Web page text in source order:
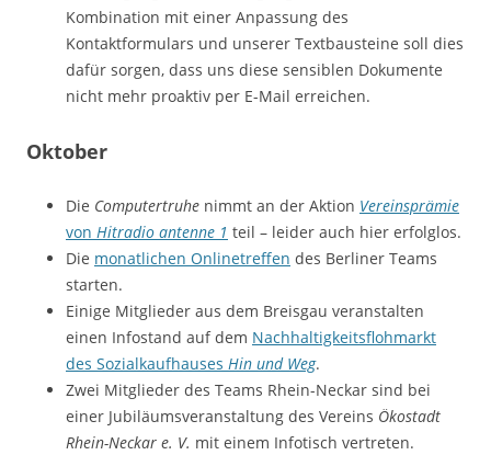
Kombination mit einer Anpassung des
Kontaktformulars und unserer Textbausteine soll dies
dafür sorgen, dass uns diese sensiblen Dokumente
nicht mehr proaktiv per E-Mail erreichen.
Oktober
Die Computertruhe nimmt an der Aktion Vereinsprämie
von Hitradio antenne 1 teil – leider auch hier erfolglos.
Die monatlichen Onlinetreffen des Berliner Teams
starten.
Einige Mitglieder aus dem Breisgau veranstalten
einen Infostand auf dem Nachhaltigkeitsflohmarkt
des Sozialkaufhauses Hin und Weg.
Zwei Mitglieder des Teams Rhein-Neckar sind bei
einer Jubiläumsveranstaltung des Vereins Ökostadt
Rhein-Neckar e. V. mit einem Infotisch vertreten.